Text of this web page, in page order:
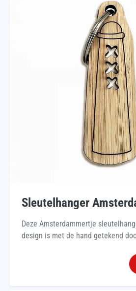
Sleutelhanger
Deze Amsterdammertje
design is met de hand getekend